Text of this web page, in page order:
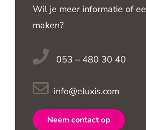
Wil je meer informatie of
maken?
053 – 480 30 40
info@eluxis.com
Neem contact op